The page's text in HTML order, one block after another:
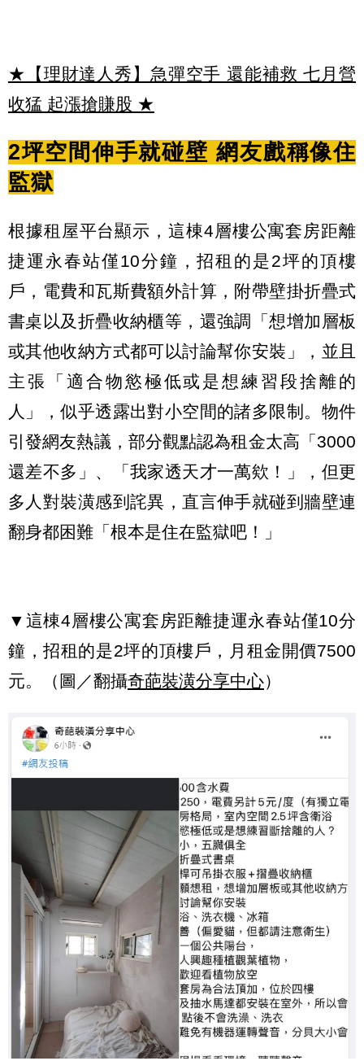
★【理財達人秀】急彈空手 還能補救 七月營
收猛 起漲搶賺股 ★
2坪空間伸手就碰壁 網友戲稱像住
監獄
根據租屋平台顯示，這棟4層樓公寓套房距離
捷運永春站僅10分鐘，招租的是2坪的頂樓
戶，電費和瓦斯費額外計算，附帶壁掛折疊式
書桌以及折疊收納櫃等，還強調「想增加層板
或其他收納方式都可以討論幫你安裝」，並且
主張「適合物慾極低或是想練習段捨離的
人」，似乎透露出對小空間的諸多限制。物件
引發網友熱議，部分觀點認為租金太高「3000
還差不多」、「我家透天才一萬欸！」，但更
多人對裝潢感到詫異，直言伸手就碰到牆壁連
翻身都困難 「根本是住在監獄吧！」
▼這棟4層樓公寓套房距離捷運永春站僅10分
鐘，招租的是2坪的頂樓戶，月租金開價7500
元。（圖／翻攝奇葩裝潢分享中心）